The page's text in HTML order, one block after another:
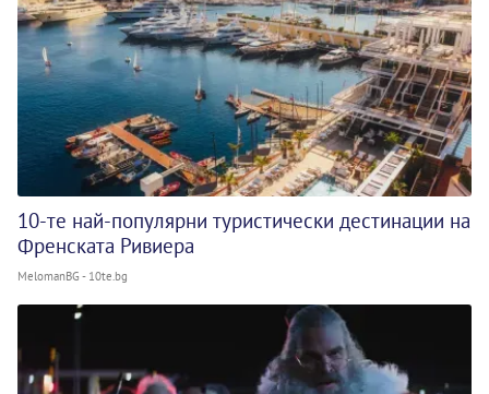
10-те най-популярни туристически дестинации на
Френската Ривиера
MelomanBG - 10te.bg